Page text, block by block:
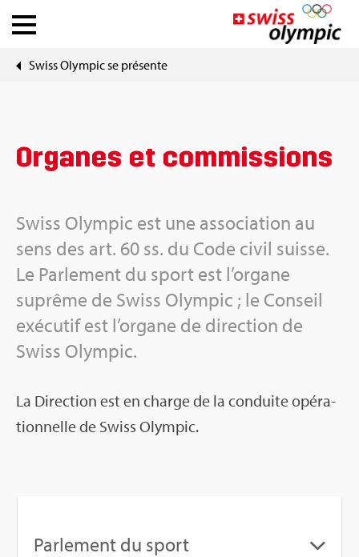
Fédé­ra­tions
À pro­pos de Swiss Olym­pic
News
Outils
DE FR
Swiss Olym­pic se pré­sente
Organes et com­mis­sions
Swiss Olym­pic est une asso­cia­tion au
sens des art. 60 ss. du Code civil suisse.
Le Par­le­ment du sport est l’or­gane
suprême de Swiss Olym­pic ; le Conseil
exé­cu­tif est l’or­gane de direc­tion de
Swiss Olym­pic.
La Direc­tion est en charge de la conduite opé­ra­
tion­nelle de Swiss Olym­pic.
Par­le­ment du sport